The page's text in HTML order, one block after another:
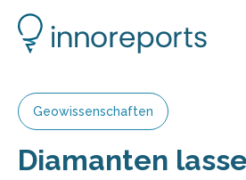
Geowissenschaften
Diamanten